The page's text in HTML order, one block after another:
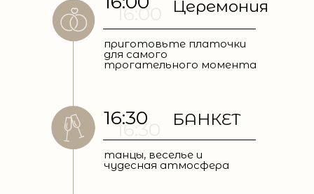
16:00 Церемония
приготовьте платочки
для самого
трогательного момента
16:30
16:30 БАНКЕТ
танцы, веселье и
чудесная атмосфера